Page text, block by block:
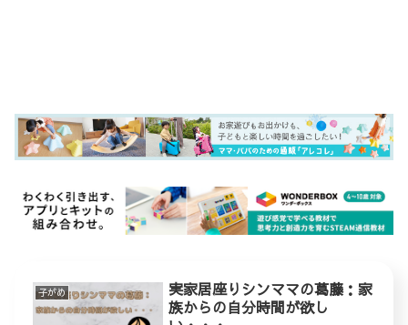
子がめ
実家居座りシンママの葛藤：家
族からの自分時間が欲し